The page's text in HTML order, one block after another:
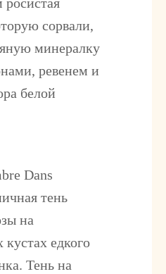
сорвали,
минералку
ревенем и
белой
Dans
тень
на
едкого
Тень на